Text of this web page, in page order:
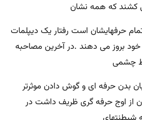
کشند که همه نشان
حرفهایشان است رفتار یک دیپلمات
خود بروز می دهند .در آخرین مصاحبه
بدن حرفه ای و گوش دادن موثرتر
از اوج حرفه گری ظریف داشت در